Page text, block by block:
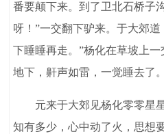
番要颠下来。到了卫北石桥子
呀！”一交翻下驴来。于大郊
下睡睡再走。”杨化在草坡上
地下，鼾声如雷，一觉睡去了。
元来于大郊见杨化零零星星
知有多少，心中动了火，思想